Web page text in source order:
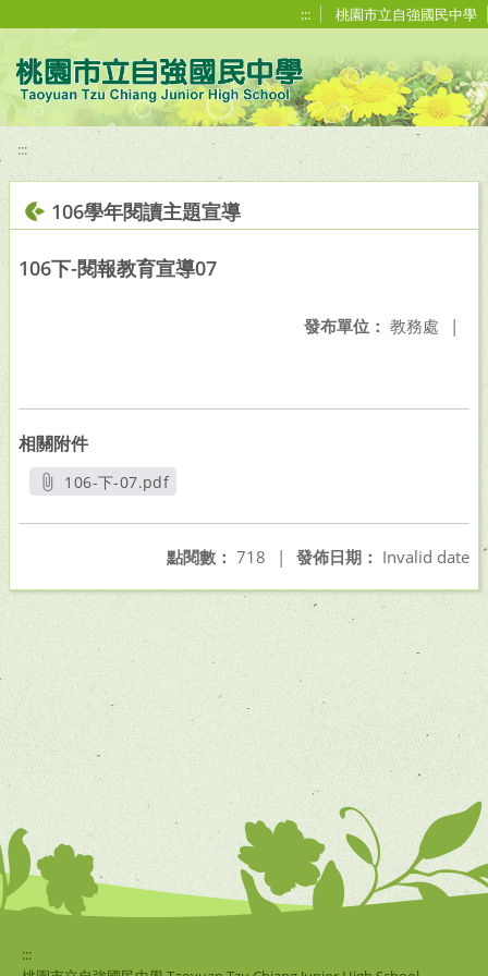
::: 桃園市立自強國民中學
:::
106學年閱讀主題宣導
106下-閱報教育宣導07
發布單位： 教務處 |
相關附件
106-下-07.pdf
發佈日期： Invalid date
點閱數： 718 |
:::